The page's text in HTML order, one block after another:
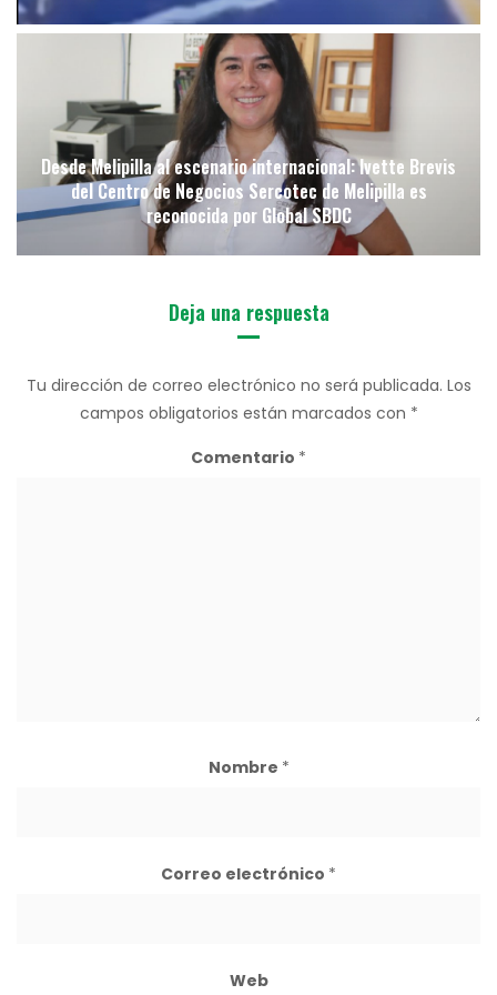
Desde Melipilla al escenario internacional: Ivette Brevis
del Centro de Negocios Sercotec de Melipilla es
reconocida por Global SBDC
Deja una respuesta
Tu dirección de correo electrónico no será publicada. Los
campos obligatorios están marcados con *
Comentario *
Nombre *
Correo electrónico *
Web